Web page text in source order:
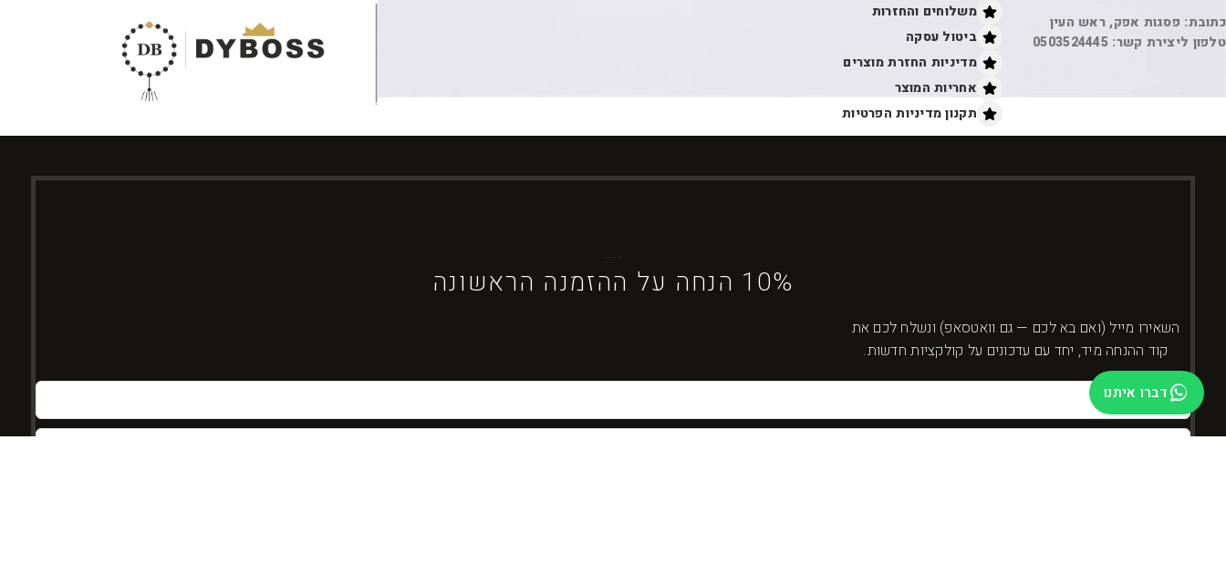
כתובת: פסגות אפק, ראש העין
טלפון ליצירת קשר: 0503524445
משלוחים והחזרות
ביטול עסקה
מדיניות החזרת מוצרים
אחריות המוצר
תקנון מדיניות הפרטיות
דברו איתנו
10% הנחה על ההזמנה הראשונה
השאירו מייל (ואם בא לכם — גם וואטסאפ) ונשלח לכם את
קוד ההנחה מיד, יחד עם עדכונים על קולקציות חדשות.